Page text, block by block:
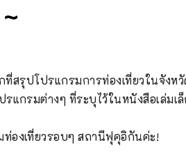
ที่สรุปโปรแกรมการท่องเที่ยวในจังห
แกรมต่างๆ ที่ระบุไว้ในหนังสือเล่มเ
ท่องเที่ยวรอบๆ สถานีฟุคุอิกันค่ะ!